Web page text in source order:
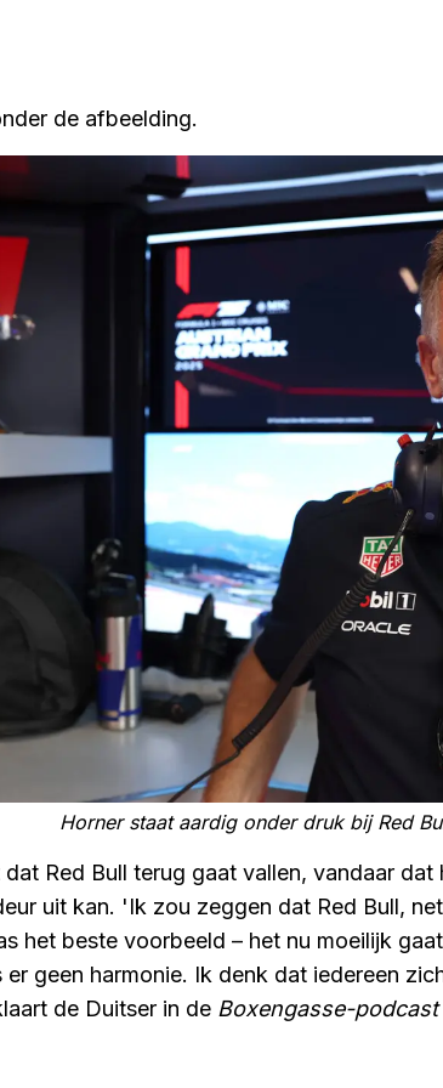
de afbeelding.
Horner staat aardig onder druk bij Red
Red Bull terug gaat vallen, vandaar
uit kan. 'Ik zou zeggen dat Red Bull,
het beste voorbeeld – het nu moeilijk
geen harmonie. Ik denk dat iedereen
de Duitser in de Boxengasse-podcast